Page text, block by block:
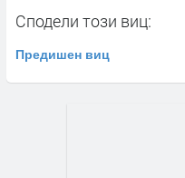
Сподели този виц:
Предишен виц